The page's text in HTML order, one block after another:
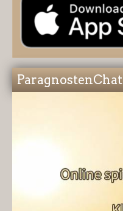
ParagnostenChat